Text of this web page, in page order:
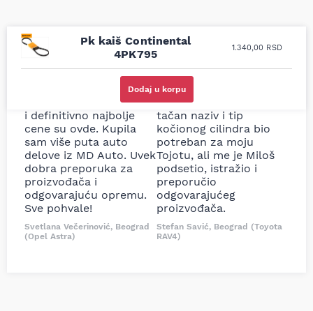
Pk kaiš Continental
4PK795
1.340,00 RSD
Dodaj u korpu
Uporedila sam sve
prodavnice auto delova
i definitivno najbolje
cene su ovde. Kupila
sam više puta auto
delove iz MD Auto. Uvek
dobra preporuka za
proizvođača i
odgovarajuću opremu.
Sve pohvale!
Svetlana Večerinović, Beograd
(Opel Astra)
Odlična usluga i
ljubazni prodavci.
Nisam bio siguran koji je
tačan naziv i tip
kočionog cilindra bio
potreban za moju
Tojotu, ali me je Miloš
podsetio, istražio i
preporučio
odgovarajućeg
proizvođača.
Stefan Savić, Beograd (Toyota
RAV4)